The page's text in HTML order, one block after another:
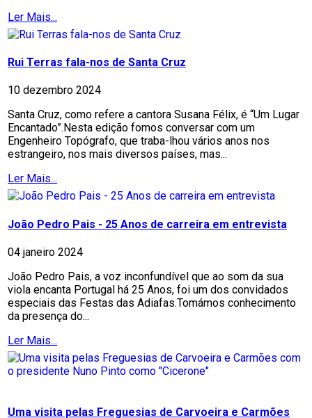
Ler Mais...
Rui Terras fala-nos de Santa Cruz
10 dezembro 2024
Santa Cruz, como refere a cantora Susana Félix, é “Um Lugar
Encantado”.Nesta edição fomos conversar com um
Engenheiro Topógrafo, que traba-lhou vários anos nos
estrangeiro, nos mais diversos países, mas...
Ler Mais...
João Pedro Pais - 25 Anos de carreira em entrevista
04 janeiro 2024
João Pedro Pais, a voz inconfundível que ao som da sua
viola encanta Portugal há 25 Anos, foi um dos convidados
especiais das Festas das Adiafas.Tomámos conhecimento
da presença do...
Ler Mais...
Uma visita pelas Freguesias de Carvoeira e Carmões